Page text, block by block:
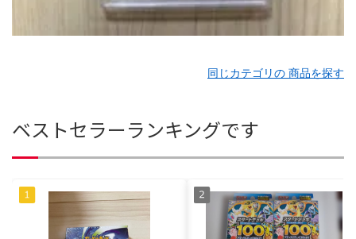
同じカテゴリの 商品を探す
ベストセラーランキングです